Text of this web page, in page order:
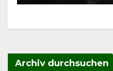
Archiv durchsuchen